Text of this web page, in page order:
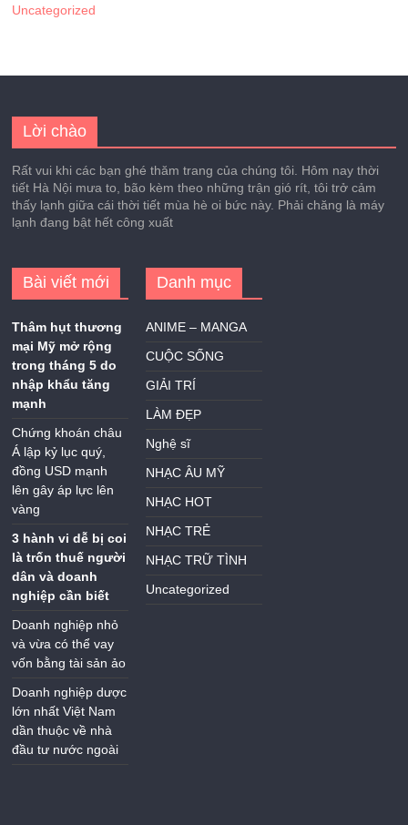
Uncategorized
Lời chào
Rất vui khi các bạn ghé thăm trang của chúng tôi. Hôm nay thời
tiết Hà Nội mưa to, bão kèm theo những trận gió rít, tôi trở cảm
thấy lạnh giữa cái thời tiết mùa hè oi bức này. Phải chăng là máy
lạnh đang bật hết công xuất
Bài viết mới
Thâm hụt thương
mại Mỹ mở rộng
trong tháng 5 do
nhập khẩu tăng
mạnh
Chứng khoán châu
Á lập kỷ lục quý,
đồng USD mạnh
lên gây áp lực lên
vàng
3 hành vi dễ bị coi
là trốn thuế người
dân và doanh
nghiệp cần biết
Doanh nghiệp nhỏ
và vừa có thể vay
vốn bằng tài sản ảo
Doanh nghiệp dược
lớn nhất Việt Nam
dần thuộc về nhà
đầu tư nước ngoài
Danh mục
ANIME – MANGA
CUỘC SỐNG
GIẢI TRÍ
LÀM ĐẸP
Nghệ sĩ
NHẠC ÂU MỸ
NHẠC HOT
NHẠC TRẺ
NHẠC TRỮ TÌNH
Uncategorized